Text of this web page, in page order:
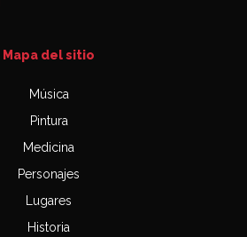
Mapa del sitio
Música
Pintura
Medicina
Personajes
Lugares
Historia